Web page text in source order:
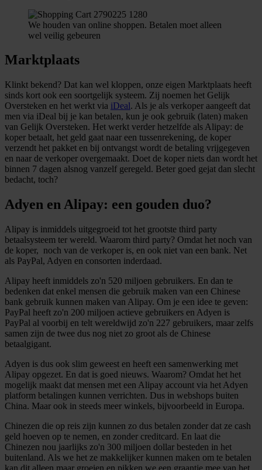
We houden van online shoppen. Betalen moet alleen
wel veilig gebeuren
Marktplaats
Klinkt bekend? Dat kan wel kloppen, onze eigen Marktplaats heeft
sinds kort ook een soortgelijk systeem. Zij noemen het Gelijk
Oversteken en het werkt via iDeal. Als je als verkoper aangeeft dat
men via iDeal bij je kan betalen, kun je ook gebruik (laten) maken
van Gelijk Oversteken. Het werkt verder hetzelfde als Alipay: de
koper betaalt, het geld gaat naar een tussenrekening, de koper
verzendt het pakket en bij ontvangst wordt de betaling vrijgegeven
en naar de verkoper overgemaakt. Doet de koper niets dan wordt het
binnen 7 dagen alsnog vanzelf geregeld. Beter goed gejat dan slecht
bedacht, toch?
Adyen en Alipay: een gouden duo?
Alipay is inmiddels uitgegroeid tot het grootste third party
betaalsysteem ter wereld. Waarom third party? Omdat het noch van
de koper, noch van de verkoper is, en ook niet van een bank. Net
als PayPal, Adyen en consorten inderdaad.
Alipay heeft inmiddels zo'n 520 miljoen gebruikers. En dan te
bedenken dat enkel mensen die gebruik maken van een Chinese
bank gebruik kunnen maken van Alipay. Om je een idee te geven:
PayPal heeft zo'n 200 miljoen actieve gebruikers en Adyen is
PayPal al voorbij en telt wereldwijd zo'n 227 gebruikers, maar zelfs
samen zijn de twee dus nog niet zo groot als de Chinese
betaalgigant.
Adyen is dus ook slim geweest en heeft een samenwerking met
Alipay opgezet. En dat is goed nieuws. Waarom? Omdat het het
mogelijk maakt dat mensen met een Alipay account via het Adyen
platform betalingen kunnen verrichten. Dus in webshops buiten
China. Maar ook in steeds meer winkels, bijvoorbeeld in Europa.
Chinezen die op reis zijn kunnen zo dus betalen zonder dat ze cash
geld hoeven op te nemen, en zonder creditcard. En laat die
Chinezen nou jaarlijks zo'n 300 miljoen dollar besteden in het
buitenland. Als we het ze makkelijker kunnen maken om te betalen